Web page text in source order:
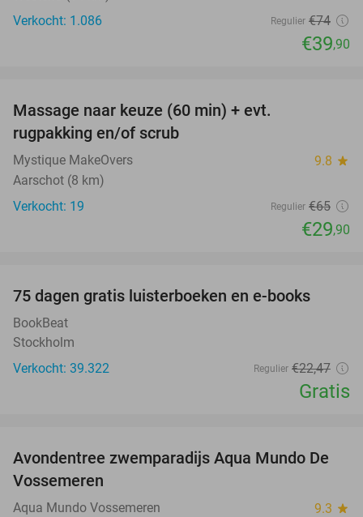
Verkocht: 1.086
Regulier €74
€39,90
Massage naar keuze (60 min) + evt.
rugpakking en/of scrub
Mystique MakeOvers 9.8 star
Aarschot (8 km)
Verkocht: 19
Regulier €65
€29,90
75 dagen gratis luisterboeken en e-books
BookBeat
Stockholm
Verkocht: 39.322
Regulier €22,47
Gratis
15%
Avondentree zwemparadijs Aqua Mundo De
Vossemeren
Aqua Mundo Vossemeren 9.3 star